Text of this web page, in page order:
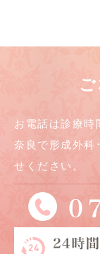
お電話は診療時
奈良で形成外科
せください。